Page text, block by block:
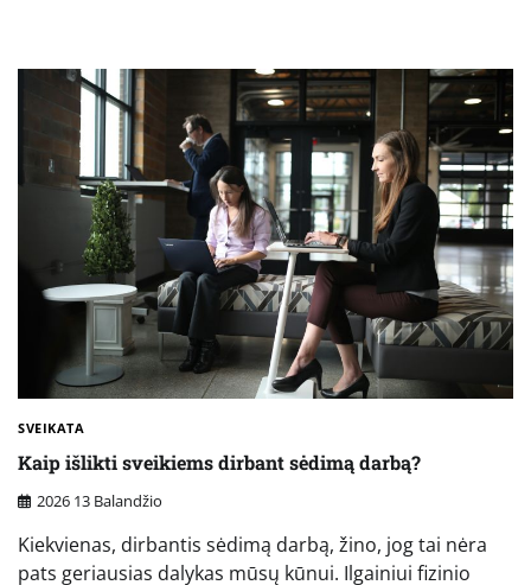
SVEIKATA
Kaip išlikti sveikiems dirbant sėdimą darbą?
2026 13 Balandžio
Kiekvienas, dirbantis sėdimą darbą, žino, jog tai nėra
pats geriausias dalykas mūsų kūnui. Ilgainiui fizinio